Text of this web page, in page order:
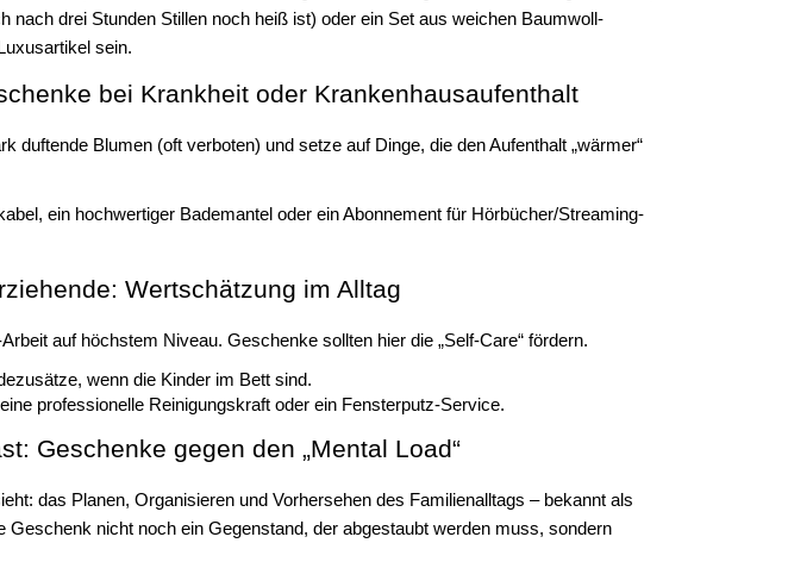
nach drei Stunden Stillen noch heiß ist) oder ein Set aus weichen Baumwoll-
sein.
bei Krankheit oder Krankenhausaufenthalt
duftende Blumen (oft verboten) und setze auf Dinge, die den Aufenthalt „wärmer“
ein hochwertiger Bademantel oder ein Abonnement für Hörbücher/Streaming-
Wertschätzung im Alltag
auf höchstem Niveau. Geschenke sollten hier die „Self-Care“ fördern.
wenn die Kinder im Bett sind.
professionelle Reinigungskraft oder ein Fensterputz-Service.
Geschenke gegen den „Mental Load“
das Planen, Organisieren und Vorhersehen des Familienalltags – bekannt als
Geschenk nicht noch ein Gegenstand, der abgestaubt werden muss, sondern